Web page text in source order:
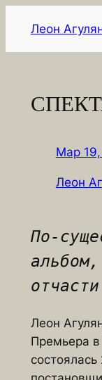
содержимому
Леон
Мар
Леон
По-
Леон
Премьера